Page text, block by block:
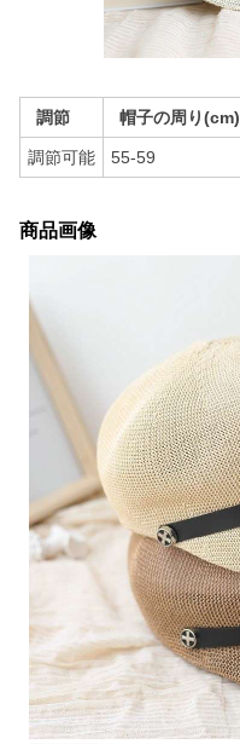
調節 帽子の周り(cm)
調節可能 55-59
商品画像